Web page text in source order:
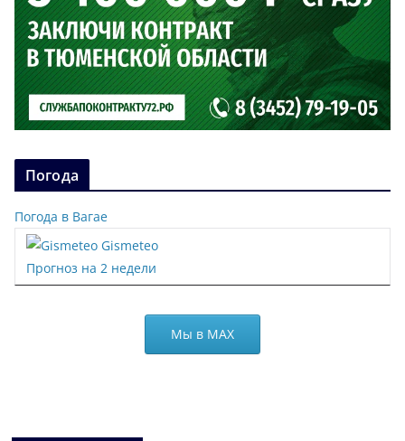
Погода
Погода в Вагае
Gismeteo
Прогноз на 2 недели
Мы в МАХ